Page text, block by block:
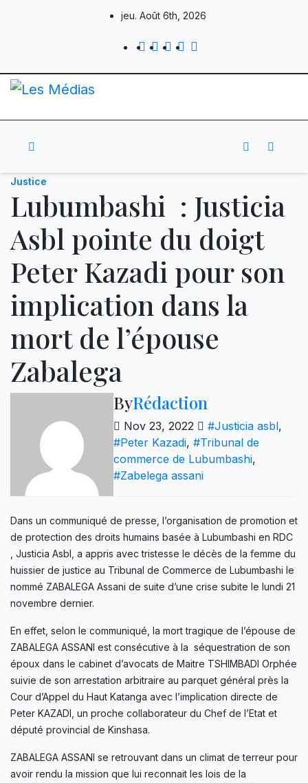
jeu. Août 6th, 2026
Justice
Lubumbashi : Justicia
Asbl pointe du doigt
Peter Kazadi pour son
implication dans la
mort de l’épouse
Zabalega
ByRédaction
Nov 23, 2022 #Justicia asbl,
#Peter Kazadi, #Tribunal de
commerce de Lubumbashi,
#Zabelega assani
Dans un communiqué de presse, l’organisation de promotion et
de protection des droits humains basée à Lubumbashi en RDC
, Justicia Asbl, a appris avec tristesse le décès de la femme du
huissier de justice au Tribunal de Commerce de Lubumbashi le
nommé ZABALEGA Assani de suite d’une crise subite le lundi 21
novembre dernier.
En effet, selon le communiqué, la mort tragique de l’épouse de
ZABALEGA ASSANI est consécutive à la séquestration de son
époux dans le cabinet d’avocats de Maitre TSHIMBADI Orphée
suivie de son arrestation arbitraire au parquet général près la
Cour d’Appel du Haut Katanga avec l’implication directe de
Peter KAZADI, un proche collaborateur du Chef de l’Etat et
député provincial de Kinshasa.
ZABALEGA ASSANI se retrouvant dans un climat de terreur pour
avoir rendu la mission que lui reconnait les lois de la